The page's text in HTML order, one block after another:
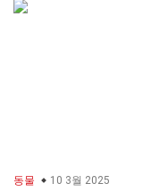
동물 10 3월 2025